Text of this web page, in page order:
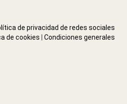
de privacidad de redes sociales
de cookies
Condiciones generales